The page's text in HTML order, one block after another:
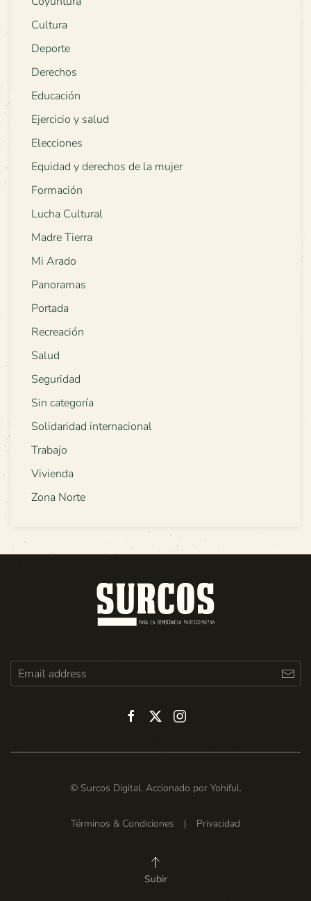
Cultura
Deporte
Derechos
Educación
Ejercicio y salud
Elecciones
Equidad y derechos de la mujer
Formación
Lucha Cultural
Madre Tierra
Mi Arado
Panoramas
Portada
Recreación
Salud
Seguridad
Sin categoría
Solidaridad internacional
Trabajo
Vivienda
Zona Norte
© Surcos Digital. Accionado por Yohiful.
Términos & Condiciones | Privacidad
Subir